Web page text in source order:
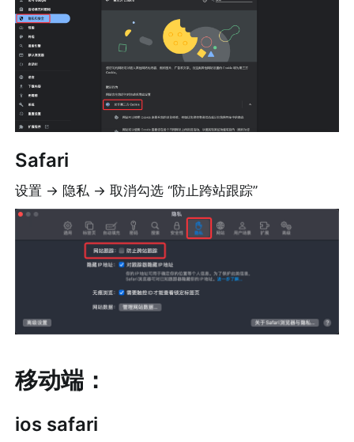
Safari
设置 -> 隐私 -> 取消勾选 “防止跨站跟踪”
移动端：
ios safari